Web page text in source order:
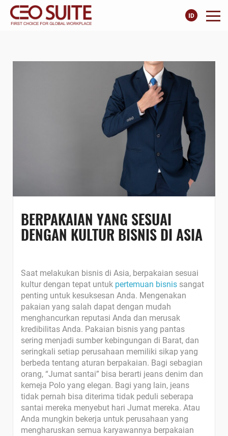
BERPAKAIAN YANG SESUAI
DENGAN KULTUR BISNIS DI ASIA
Saat melakukan bisnis di Asia, berpakaian sesuai
kultur dengan tepat untuk pertemuan bisnis sangat
penting untuk kesuksesan Anda. Mengenakan
pakaian yang salah dapat dengan mudah
menghancurkan reputasi Anda dan merusak
kredibilitas Anda. Pakaian bisnis yang pantas
sering menjadi sumber kebingungan di Barat, dan
seringkali setiap perusahaan memiliki sikap yang
berbeda tentang aturan berpakaian. Bagi sebagian
orang, “Jumat santai” bisa berarti jeans denim dan
kemeja Polo yang elegan. Bagi yang lain, jeans
tidak pernah bisa diterima tidak peduli seberapa
santai mereka menyebut hari Jumat mereka. Atau
Anda mungkin bekerja untuk perusahaan yang
mengharuskan semua karyawannya berpakaian